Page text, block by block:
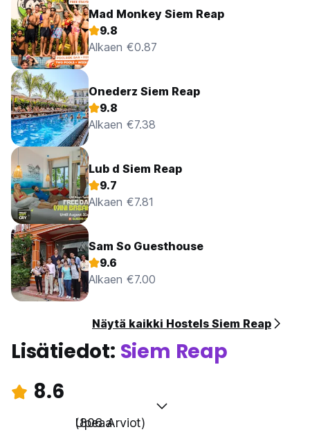
Mad Monkey Siem Reap
9.8
Alkaen €0.87
Onederz Siem Reap
9.8
Alkaen €7.38
Lub d Siem Reap
9.7
Alkaen €7.81
Sam So Guesthouse
9.6
Alkaen €7.00
Näytä kaikki Hostels Siem Reap
Lisätiedot: Siem Reap
8.6
Upeaa
(806 Arviot)